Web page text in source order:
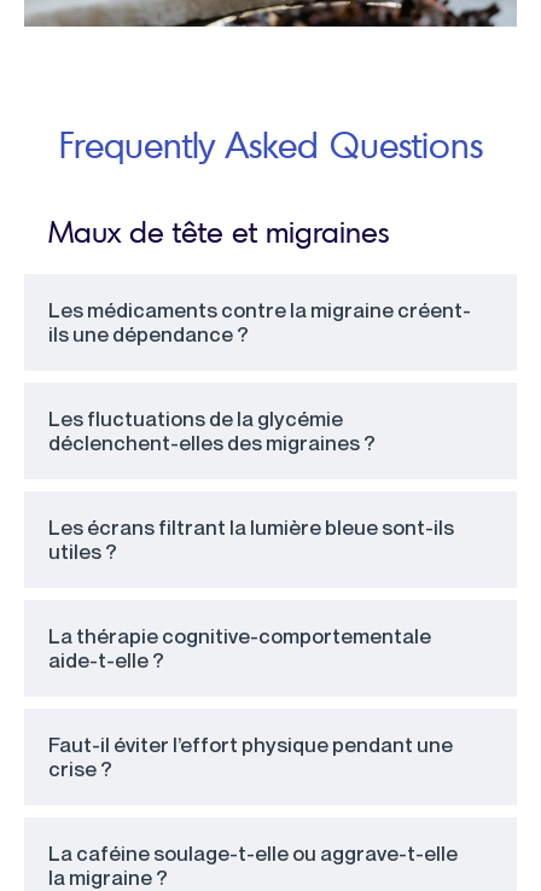
Frequently Asked Questions
Maux de tête et migraines
Les médicaments contre la migraine créent-
ils une dépendance ?
Les fluctuations de la glycémie
déclenchent-elles des migraines ?
Les écrans filtrant la lumière bleue sont-ils
utiles ?
La thérapie cognitive-comportementale
aide-t-elle ?
Faut-il éviter l’effort physique pendant une
crise ?
La caféine soulage-t-elle ou aggrave-t-elle
la migraine ?